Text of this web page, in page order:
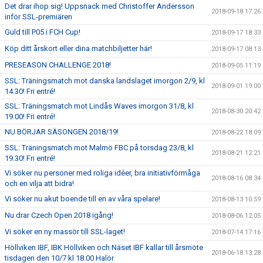
Det drar ihop sig! Uppsnack med Christoffer Andersson
inför SSL-premiären
2018-09-18 17:26
Guld till P05 i FCH Cup! 2018-09-17 18:33
Köp ditt årskort eller dina matchbiljetter här! 2018-09-17 08:13
PRESEASON CHALLENGE 2018! 2018-09-05 11:19
SSL: Träningsmatch mot danska landslaget imorgon 2/9, kl
14.30! Fri entré!
2018-09-01 19:00
SSL: Träningsmatch mot Lindås Waves imorgon 31/8, kl
19.00! Fri entré!
2018-08-30 20:42
NU BÖRJAR SÄSONGEN 2018/19! 2018-08-22 18:09
SSL: Träningsmatch mot Malmö FBC på torsdag 23/8, kl
19.30! Fri entré!
2018-08-21 12:21
Vi söker nu personer med roliga idéer, bra initiativförmåga
och en vilja att bidra!
2018-08-16 08:34
Vi söker nu akut boende till en av våra spelare! 2018-08-13 10:59
Nu drar Czech Open 2018 igång! 2018-08-06 12:05
Vi söker en ny massör till SSL-laget! 2018-07-14 17:16
Höllviken IBF, IBK Höllviken och Näset IBF kallar till årsmöte
tisdagen den 10/7 kl 18.00 Halör
2018-06-18 13:28